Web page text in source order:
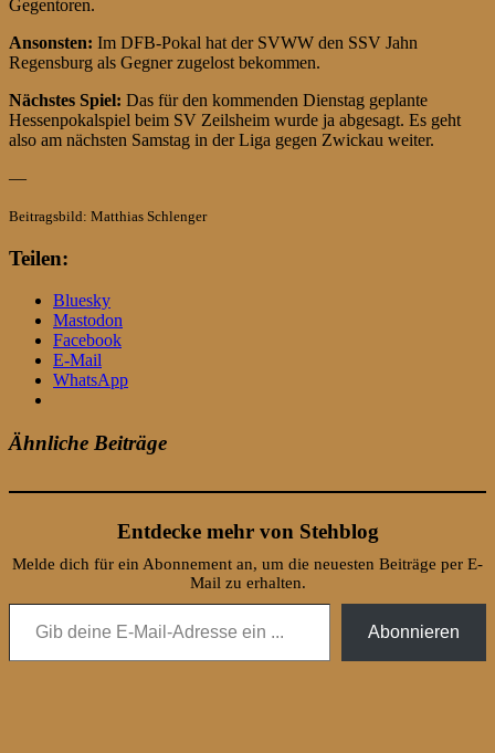
Gegentoren.
Ansonsten: Im DFB-Pokal hat der SVWW den SSV Jahn
Regensburg als Gegner zugelost bekommen.
Nächstes Spiel: Das für den kommenden Dienstag geplante
Hessenpokalspiel beim SV Zeilsheim wurde ja abgesagt. Es geht
also am nächsten Samstag in der Liga gegen Zwickau weiter.
—
Beitragsbild: Matthias Schlenger
Teilen:
Bluesky
Mastodon
Facebook
E-Mail
WhatsApp
Ähnliche Beiträge
Entdecke mehr von Stehblog
Melde dich für ein Abonnement an, um die neuesten Beiträge per E-
Mail zu erhalten.
Gib deine E-Mail-Adresse ein ...
Abonnieren